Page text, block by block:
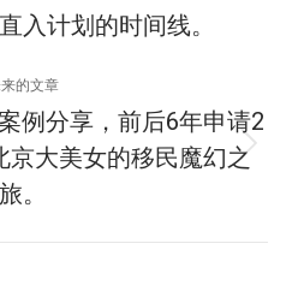
上
个
项
目：
入计划的时间线。
的文章
下
项
例分享，前后6年申请2
京大美女的移民魔幻之
旅。